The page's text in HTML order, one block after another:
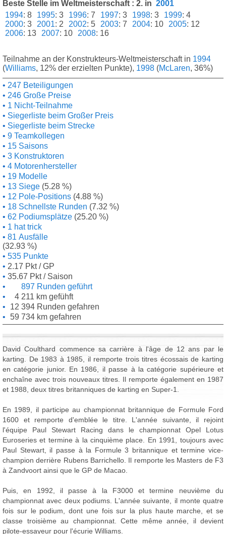
Beste Stelle im Weltmeisterschaft : 2. in 2001
1994: 8 1995: 3 1996: 7 1997: 3 1998: 3 1999: 4
2000: 3 2001: 2 2002: 5 2003: 7 2004: 10 2005: 12
2006: 13 2007: 10 2008: 16
Teilnahme an der Konstrukteurs-Weltmeisterschaft in 1994
(Williams, 12% der erzielten Punkte), 1998 (McLaren, 36%)
247 Beteiligungen
246 Große Preise
1 Nicht-Teilnahme
Siegerliste beim Großer Preis
Siegerliste beim Strecke
9 Teamkollegen
15 Saisons
3 Konstruktoren
4 Motorenhersteller
19 Modelle
13 Siege (5.28 %)
12 Pole-Positions (4.88 %)
18 Schnellste Runden (7.32 %)
62 Podiumsplätze (25.20 %)
1 hat trick
81 Ausfälle
(32.93 %)
535 Punkte
2.17 Pkt / GP
35.67 Pkt / Saison
897 Runden geführt
4 211 km gefühft
12 394 Runden gefahren
59 734 km gefahren
David Coulthard commence sa carrière à l'âge de 12 ans par le
karting. De 1983 à 1985, il remporte trois titres écossais de karting
en catégorie junior. En 1986, il passe à la catégorie supérieure et
enchaîne avec trois nouveaux titres. Il remporte également en 1987
et 1988, deux titres britanniques de karting en Super-1.
En 1989, il participe au championnat britannique de Formule Ford
1600 et remporte d'emblée le titre. L'année suivante, il rejoint
l'équipe Paul Stewart Racing dans le championnat Opel Lotus
Euroseries et termine à la cinquième place. En 1991, toujours avec
Paul Stewart, il passe à la Formule 3 britannique et termine vice-
champion derrière Rubens Barrichello. Il remporte les Masters de F3
à Zandvoort ainsi que le GP de Macao.
Puis, en 1992, il passe à la F3000 et termine neuvième du
championnat avec deux podiums. L'année suivante, il monte quatre
fois sur le podium, dont une fois sur la plus haute marche, et se
classe troisième au championnat. Cette même année, il devient
pilote-essayeur pour l'écurie Williams.